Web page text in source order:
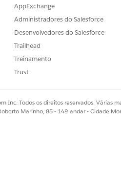
máquina humana (HMIs) do
de processo de serviço e
de uma página de registro de
AppExchange
Administradores do Salesforce
Desenvolvedores do Salesforce
Trailhead
Treinamento
Trust
Inc. Todos os direitos reservados. Várias
Marinho, 85 - 14º andar - Cidade